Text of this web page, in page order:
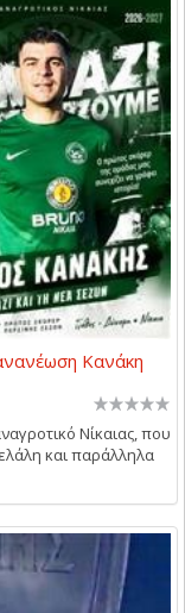
Κανάκη
Νίκαιας, που
και παράλληλα